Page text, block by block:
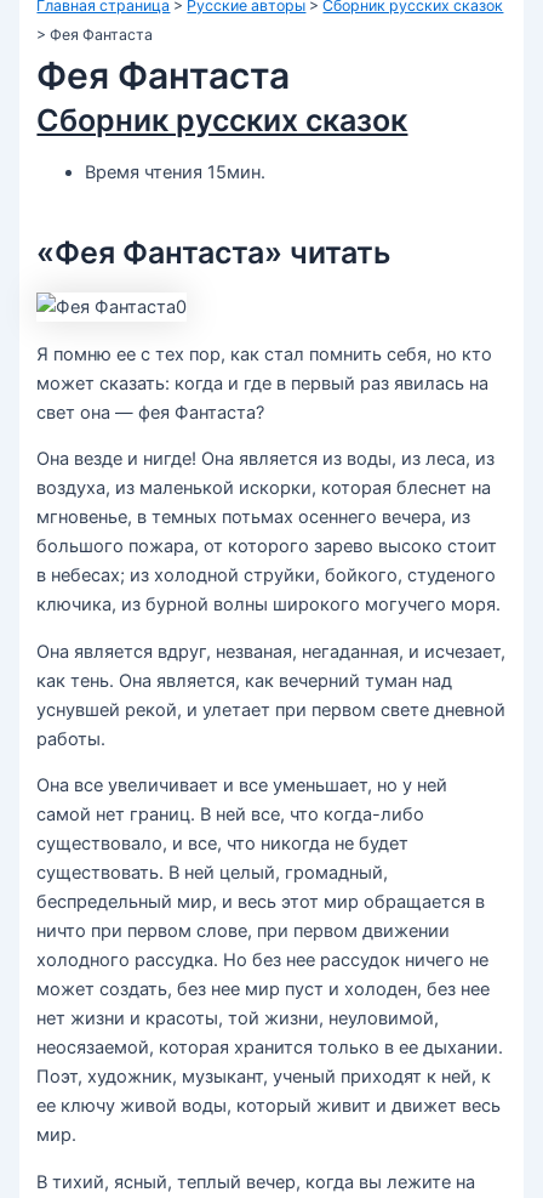
Главная страница > Русские авторы >Сборник русских сказок
>Фея Фантаста
Фея Фантаста
Сборник русских сказок
Время чтения 15мин.
«Фея Фантаста» читать
Я помню ее с тех пор, как стал помнить себя, но кто
может сказать: когда и где в первый раз явилась на
свет она — фея Фантаста?
Она везде и нигде! Она является из воды, из леса, из
воздуха, из маленькой искорки, которая блеснет на
мгновенье, в темных потьмах осеннего вечера, из
большого пожара, от которого зарево высоко стоит
в небесах; из холодной струйки, бойкого, студеного
ключика, из бурной волны широкого могучего моря.
Она является вдруг, незваная, негаданная, и исчезает,
как тень. Она является, как вечерний туман над
уснувшей рекой, и улетает при первом свете дневной
работы.
Она все увеличивает и все уменьшает, но у ней
самой нет границ. В ней все, что когда-либо
существовало, и все, что никогда не будет
существовать. В ней целый, громадный,
беспредельный мир, и весь этот мир обращается в
ничто при первом слове, при первом движении
холодного рассудка. Но без нее рассудок ничего не
может создать, без нее мир пуст и холоден, без нее
нет жизни и красоты, той жизни, неуловимой,
неосязаемой, которая хранится только в ее дыхании.
Поэт, художник, музыкант, ученый приходят к ней, к
ее ключу живой воды, который живит и движет весь
мир.
В тихий, ясный, теплый вечер, когда вы лежите на